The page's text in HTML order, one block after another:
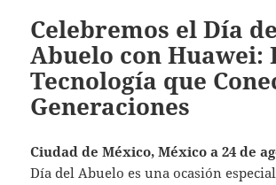
Celebremos el Día
Abuelo con Huawei:
Tecnología que
Generaciones
Ciudad de México, México a 24 de
Día del Abuelo es una ocasión